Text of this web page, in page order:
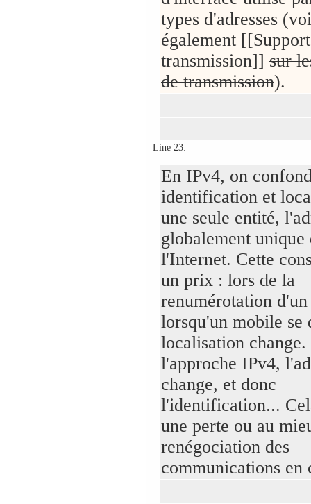
types d'adresses
également
transmission]] sur
de transmission).
Line 23:
En IPv4, on
identification et
une seule entité,
globalement unique
l'Internet. Cette
un prix : lors de la
renumérotation
lorsqu'un mobile se
localisation change.
l'approche IPv4,
change, et donc
l'identification...
une perte ou au
renégociation des
communications en